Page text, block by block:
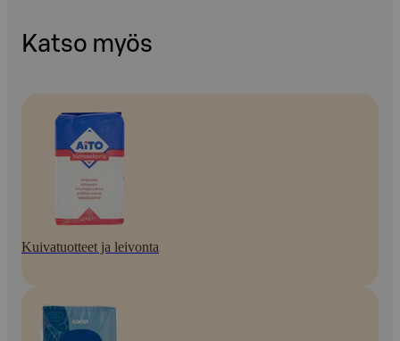
Katso myös
Kuivatuotteet ja leivonta